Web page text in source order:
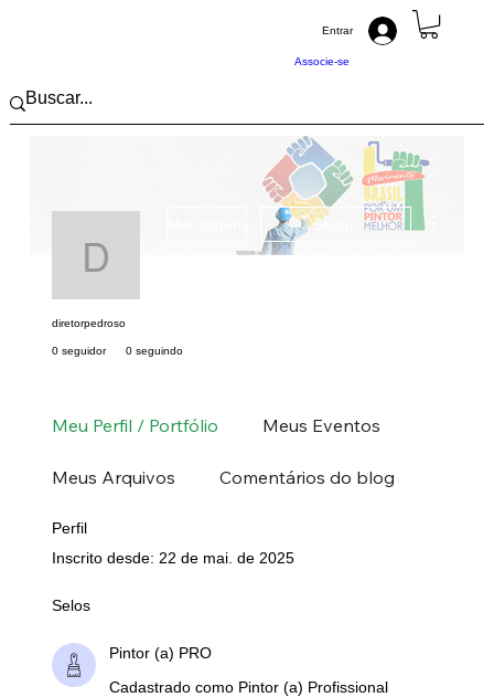
Associe-se
Entrar
diretorpedroso
Seguir
diretorpedroso
0 seguidor 0 seguindo
Meu Perfil / Portfólio Meus Eventos
Meus Arquivos Comentários do blog
Perfil
Inscrito desde: 22 de mai. de 2025
Selos
Pintor (a) PRO
Cadastrado como Pintor (a) Profissional